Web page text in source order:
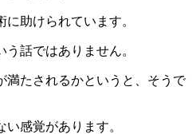
助けられています。
話ではありません。
満たされるかというと、そうで
感覚があります。